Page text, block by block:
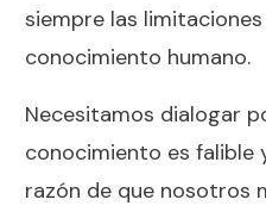
siempre las
conocimiento humano.
Necesitamos dialogar
conocimiento es falible
razón de que nosotros